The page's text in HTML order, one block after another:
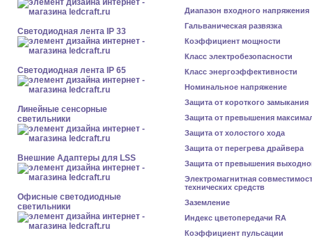
Светодиодная лента IP 33
Светодиодная лента IP 65
Линейные сенсорные
светильники
Внешние Адаптеры для LSS
Офисные светодиодные
светильники
Диапазон входного напряжения
Гальваническая развязка
Коэффициент мощности
Класс электробезопасности
Класс энергоэффективности
Номинальное напряжение
Защита от короткого замыкания
Защита от превышения
Защита от холостого хода
Защита от перегрева драйвера
Защита от превышения
Электромагнитная
технических средств
Заземление
Индекс цветопередачи RA
Коэффициент пульсации